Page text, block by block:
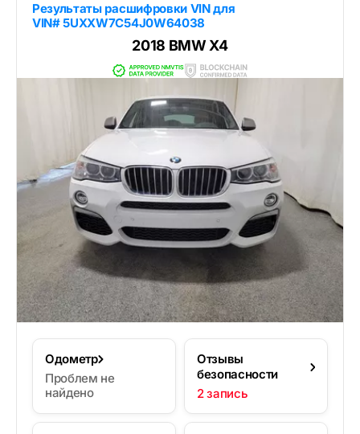
Результаты расшифровки VIN для
VIN# 5UXXW7C54J0W64038
2018 BMW X4
Одометр
Проблем не
найдено
Отзывы
безопасности
2 запись